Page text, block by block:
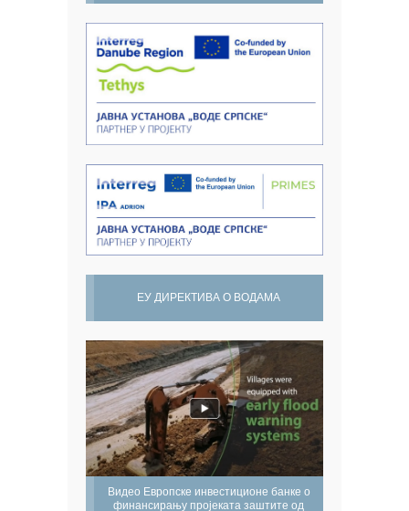
ЕУ ДИРЕКТИВА О ВОДАМА
Видео Европске инвестиционе банке о
финансирању пројеката заштите од